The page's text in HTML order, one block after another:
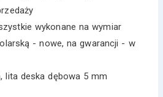
wykonane na wymiar
- nowe, na gwarancji - w
lita deska dębowa 5 mm